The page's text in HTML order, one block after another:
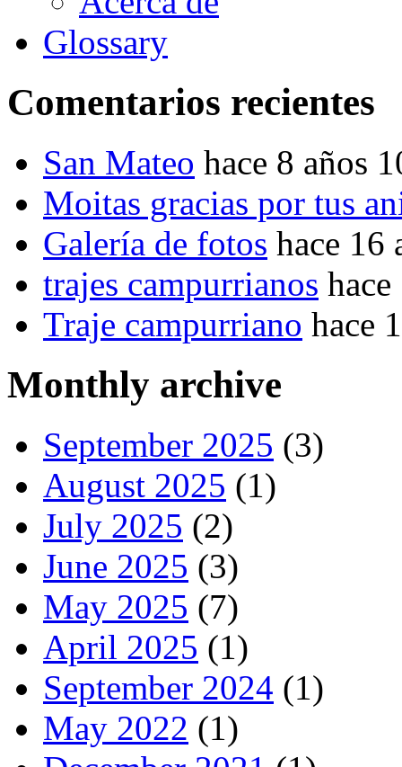
Glossary
Comentarios recientes
San Mateo hace 8 años
Moitas gracias por tus
Galería de fotos hace 16
trajes campurrianos
Traje campurriano hace
Monthly archive
September 2025 (3)
August 2025 (1)
July 2025 (2)
June 2025 (3)
May 2025 (7)
April 2025 (1)
September 2024 (1)
May 2022 (1)